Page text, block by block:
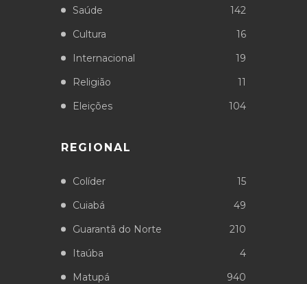
Saúde
142
Cultura
16
Internacional
19
Religião
11
Eleições
104
REGIONAL
Colíder
15
Cuiabá
49
Guarantã do Norte
210
Itaúba
4
Matupá
940